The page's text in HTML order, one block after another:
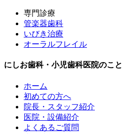
専門診療
管楽器歯科
いびき治療
オーラルフレイル
にしお歯科・小児歯科医院のこと
ホーム
初めての方へ
院長・スタッフ紹介
医院・設備紹介
よくあるご質問